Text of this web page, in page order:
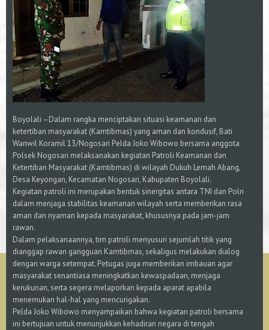
Boyolali –Dalam rangka menciptakan situasi keamanan dan
ketertiban masyarakat (Kamtibmas) yang aman dan kondusif, Bati
Wanwil Koramil 13/Nogosari Pelda Joko Wibowo bersama anggota
Polsek Nogosari melaksanakan kegiatan Patroli Keamanan dan
Ketertiban Masyarakat (Kamtibmas) di wilayah Dukuh Lemah Abang,
Desa Keyongan, Kecamatan Nogosari, Kabupaten Boyolali.
Kegiatan patroli ini merupakan bentuk sinergitas antara TNI dan Polri
dalam menjaga stabilitas keamanan wilayah serta memberikan rasa
aman dan nyaman kepada masyarakat, khususnya pada jam-jam
rawan.
Dalam pelaksanaannya, tim patroli menyusuri sejumlah titik yang
dianggap rawan gangguan Kamtibmas, sekaligus melakukan dialog
dengan warga setempat. Petugas juga memberikan imbauan agar
masyarakat senantiasa meningkatkan kewaspadaan, menjaga
kerukunan, serta segera melaporkan kepada aparat apabila
menemukan hal-hal yang mencurigakan.
Pelda Joko Wibowo menyampaikan bahwa kegiatan patroli bersama
ini bertujuan untuk menunjukkan kehadiran negara di tengah